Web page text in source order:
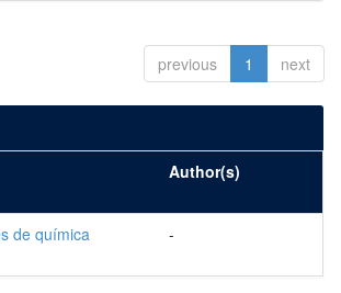
previous 1 next
Author(s)
de química -